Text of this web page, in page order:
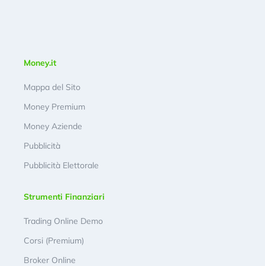
Money.it
Mappa del Sito
Money Premium
Money Aziende
Pubblicità
Pubblicità Elettorale
Strumenti Finanziari
Trading Online Demo
Corsi (Premium)
Broker Online